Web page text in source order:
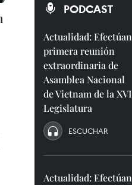
PODCAST
Actualidad: Efectúan
primera reunión
extraordinaria de
Asamblea Nacional
de Vietnam de la XVI
Legislatura
ESCUCHAR
Actualidad: Efectúan